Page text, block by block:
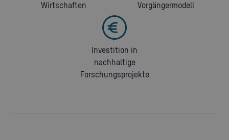
Wirtschaften
Vorgängermodell
Investition in
nachhaltige
Forschungsprojekte